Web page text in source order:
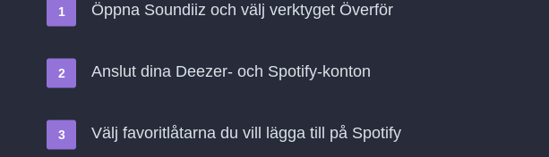
Öppna Soundiiz och välj verktyget Överför
Anslut dina Deezer- och Spotify-konton
Välj favoritlåtarna du vill lägga till på Spotify